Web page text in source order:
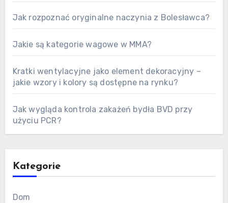
Jak rozpoznać oryginalne naczynia z Bolesławca?
Jakie są kategorie wagowe w MMA?
Kratki wentylacyjne jako element dekoracyjny –
jakie wzory i kolory są dostępne na rynku?
Jak wygląda kontrola zakażeń bydła BVD przy
użyciu PCR?
Kategorie
Dom